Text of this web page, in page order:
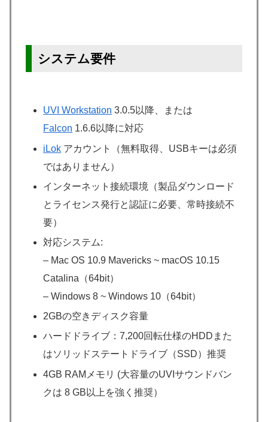
システム要件
UVI Workstation 3.0.5以降、または
Falcon 1.6.6以降に対応
iLok アカウント（無料取得、USBキーは必須
ではありません）
インターネット接続環境（製品ダウンロード
とライセンス発行と認証に必要、常時接続不
要）
対応システム:
– Mac OS 10.9 Mavericks ~ macOS 10.15
Catalina（64bit）
– Windows 8 ~ Windows 10（64bit）
2GBの空きディスク容量
ハードドライブ：7,200回転仕様のHDDまた
はソリッドステートドライブ（SSD）推奨
4GB RAMメモリ (大容量のUVIサウンドバン
クは 8 GB以上を強く推奨）